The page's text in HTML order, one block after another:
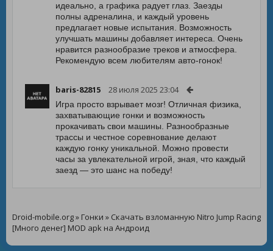
идеально, а графика радует глаз. Заезды
полны адреналина, и каждый уровень
предлагает новые испытания. Возможность
улучшать машины добавляет интереса. Очень
нравится разнообразие треков и атмосфера.
Рекомендую всем любителям авто-гонок!
baris-82815 28 июля 2025 23:04
Игра просто взрывает мозг! Отличная физика,
захватывающие гонки и возможность
прокачивать свои машины. Разнообразные
трассы и честное соревнование делают
каждую гонку уникальной. Можно провести
часы за увлекательной игрой, зная, что каждый
заезд — это шанс на победу!
Droid-mobile.org» Гонки » Скачать взломанную Nitro Jump Racing
[Много денег] MOD apk на Андроид